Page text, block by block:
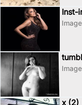
Inst-
x (2)